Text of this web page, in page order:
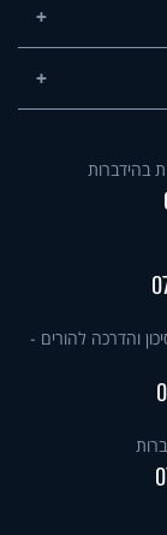
בהידברות
והדרכה להורים -